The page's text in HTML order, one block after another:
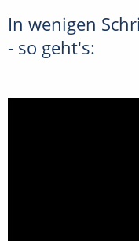
In wenigen
- so geht's: